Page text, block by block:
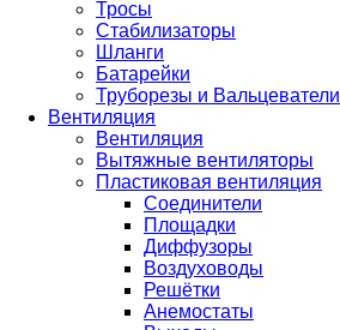
Тросы
Стабилизаторы
Шланги
Батарейки
Труборезы и Вальцеватели
Вентиляция
Вентиляция
Вытяжные вентиляторы
Пластиковая вентиляция
Соединители
Площадки
Диффузоры
Воздуховоды
Решётки
Анемостаты